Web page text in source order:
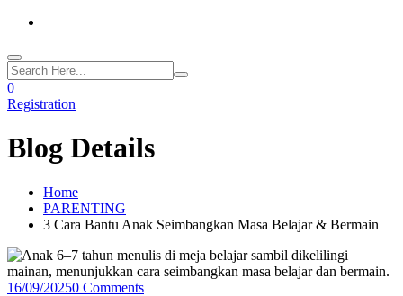
0
Registration
Blog Details
Home
PARENTING
3 Cara Bantu Anak Seimbangkan Masa Belajar & Bermain
16/09/20250 Comments